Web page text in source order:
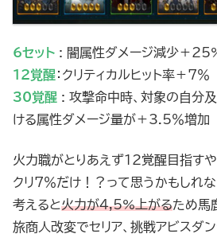
6セット : 闇属性ダメージ減少＋
12覚醒：クリティカルヒット率＋7％
30覚醒 : 攻撃命中時、対象の自分
ける属性ダメージ量が＋3.5％増加
火力職がとりあえず12覚醒目指す
クリ7％だけ！？って思うかもしれ
考えると火力が4,5%上がるため馬
旅商人改変でセリア、挑戦アビスダ